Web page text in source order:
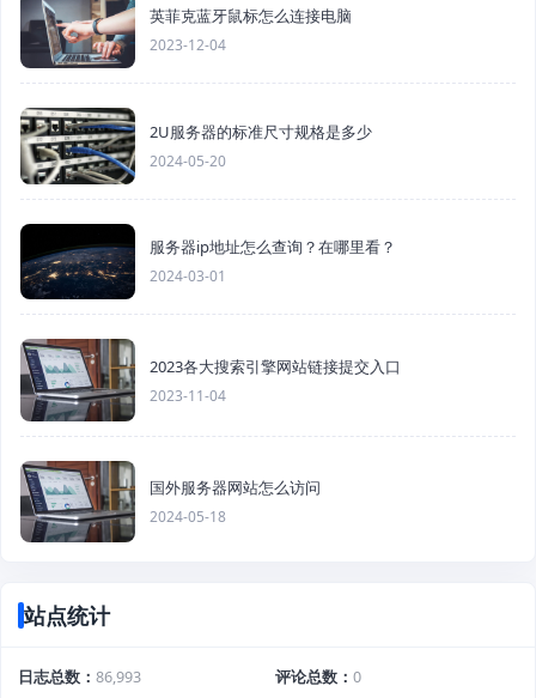
英菲克蓝牙鼠标怎么连接电脑
2023-12-04
2U服务器的标准尺寸规格是多少
2024-05-20
服务器ip地址怎么查询？在哪里看？
2024-03-01
2023各大搜索引擎网站链接提交入口
2023-11-04
国外服务器网站怎么访问
2024-05-18
站点统计
日志总数 86,993 评论总数
0